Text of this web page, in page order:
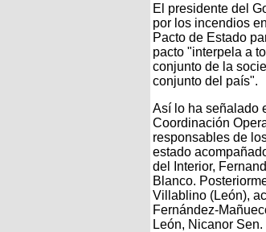
El presidente del
por los incendios
Pacto de Estado
pacto "interpela a
conjunto de la
conjunto del país".
Así lo ha señalado
Coordinación
responsables de
estado
del Interior,
Blanco.
Villablino (León),
Fernández-
León, Nicanor Sen.